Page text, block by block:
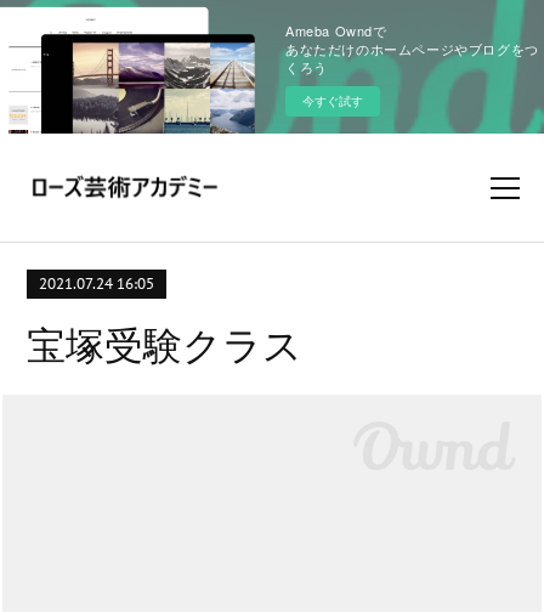
Ameba Owndで
あなただけのホームページやブログをつ
くろう
今すぐ試す
2021.07.24 16:05
宝塚受験クラス